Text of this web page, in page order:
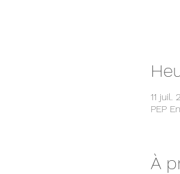
11 juil.
PEP
À